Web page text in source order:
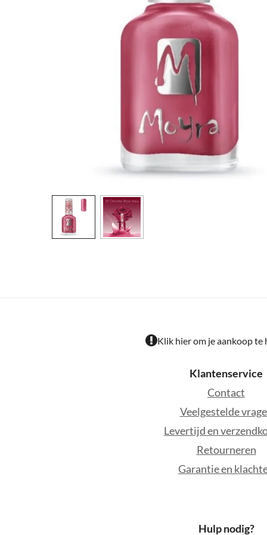
Klik hier om je aankoop te
Klantenservice
Contact
Veelgestelde
Levertijd en
Retourneren
Garantie en
Hulp nodig?